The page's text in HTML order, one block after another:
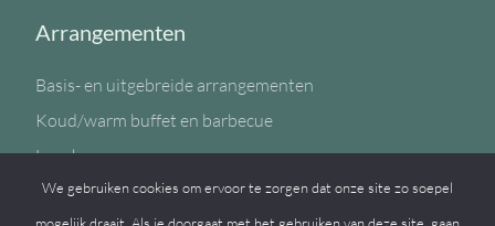
Arrangementen
Basis- en uitgebreide arrangementen
Koud/warm buffet en barbecue
Lunch
Sportzaal
We gebruiken cookies om ervoor te zorgen dat onze site zo soepel